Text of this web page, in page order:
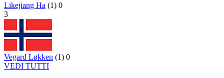
Likejiang Ha (1) 0
3
Vegard Løkken (1) 0
VEDI TUTTI